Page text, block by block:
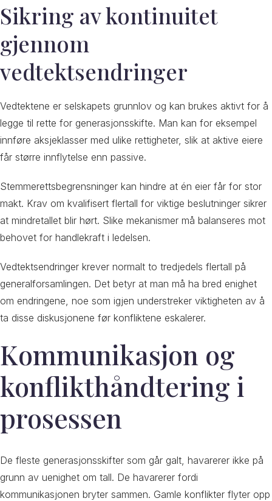
Sikring av kontinuitet
gjennom
vedtektsendringer
Vedtektene er selskapets grunnlov og kan brukes aktivt for å
legge til rette for generasjonsskifte. Man kan for eksempel
innføre aksjeklasser med ulike rettigheter, slik at aktive eiere
får større innflytelse enn passive.
Stemmerettsbegrensninger kan hindre at én eier får for stor
makt. Krav om kvalifisert flertall for viktige beslutninger sikrer
at mindretallet blir hørt. Slike mekanismer må balanseres mot
behovet for handlekraft i ledelsen.
Vedtektsendringer krever normalt to tredjedels flertall på
generalforsamlingen. Det betyr at man må ha bred enighet
om endringene, noe som igjen understreker viktigheten av å
ta disse diskusjonene før konfliktene eskalerer.
Kommunikasjon og
konflikthåndtering i
prosessen
De fleste generasjonsskifter som går galt, havarerer ikke på
grunn av uenighet om tall. De havarerer fordi
kommunikasjonen bryter sammen. Gamle konflikter flyter opp